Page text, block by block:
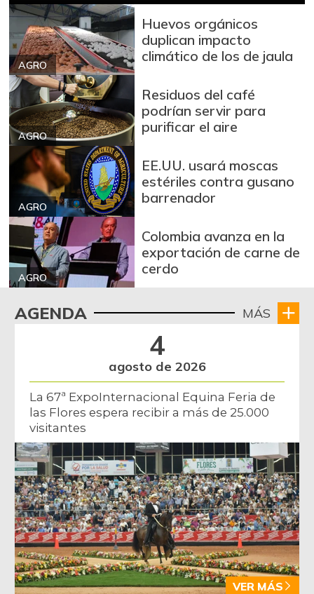
AGRO
Huevos orgánicos
duplican impacto
climático de los de jaula
AGRO
Residuos del café
podrían servir para
purificar el aire
AGRO
EE.UU. usará moscas
estériles contra gusano
barrenador
AGRO
Colombia avanza en la
exportación de carne de
cerdo
AGENDA MÁS
4
agosto de 2026
La 67ª ExpoInternacional Equina Feria de
las Flores espera recibir a más de 25.000
visitantes
VER MÁS